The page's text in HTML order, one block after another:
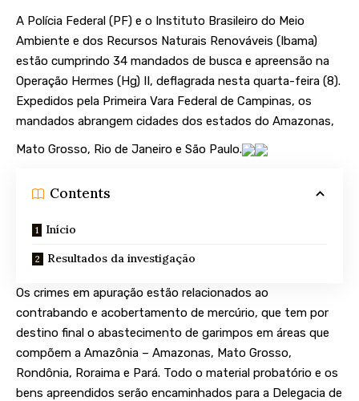
A Polícia Federal (PF) e o Instituto Brasileiro do Meio
Ambiente e dos Recursos Naturais Renováveis (Ibama)
estão cumprindo 34 mandados de busca e apreensão na
Operação Hermes (Hg) II, deflagrada nesta quarta-feira (8).
Expedidos pela Primeira Vara Federal de Campinas, os
mandados abrangem cidades dos estados do Amazonas,
Mato Grosso, Rio de Janeiro e São Paulo.
Contents
Início
Resultados da investigação
Os crimes em apuração estão relacionados ao
contrabando e acobertamento de mercúrio, que tem por
destino final o abastecimento de garimpos em áreas que
compõem a Amazônia – Amazonas, Mato Grosso,
Rondônia, Roraima e Pará. Todo o material probatório e os
bens apreendidos serão encaminhados para a Delegacia de